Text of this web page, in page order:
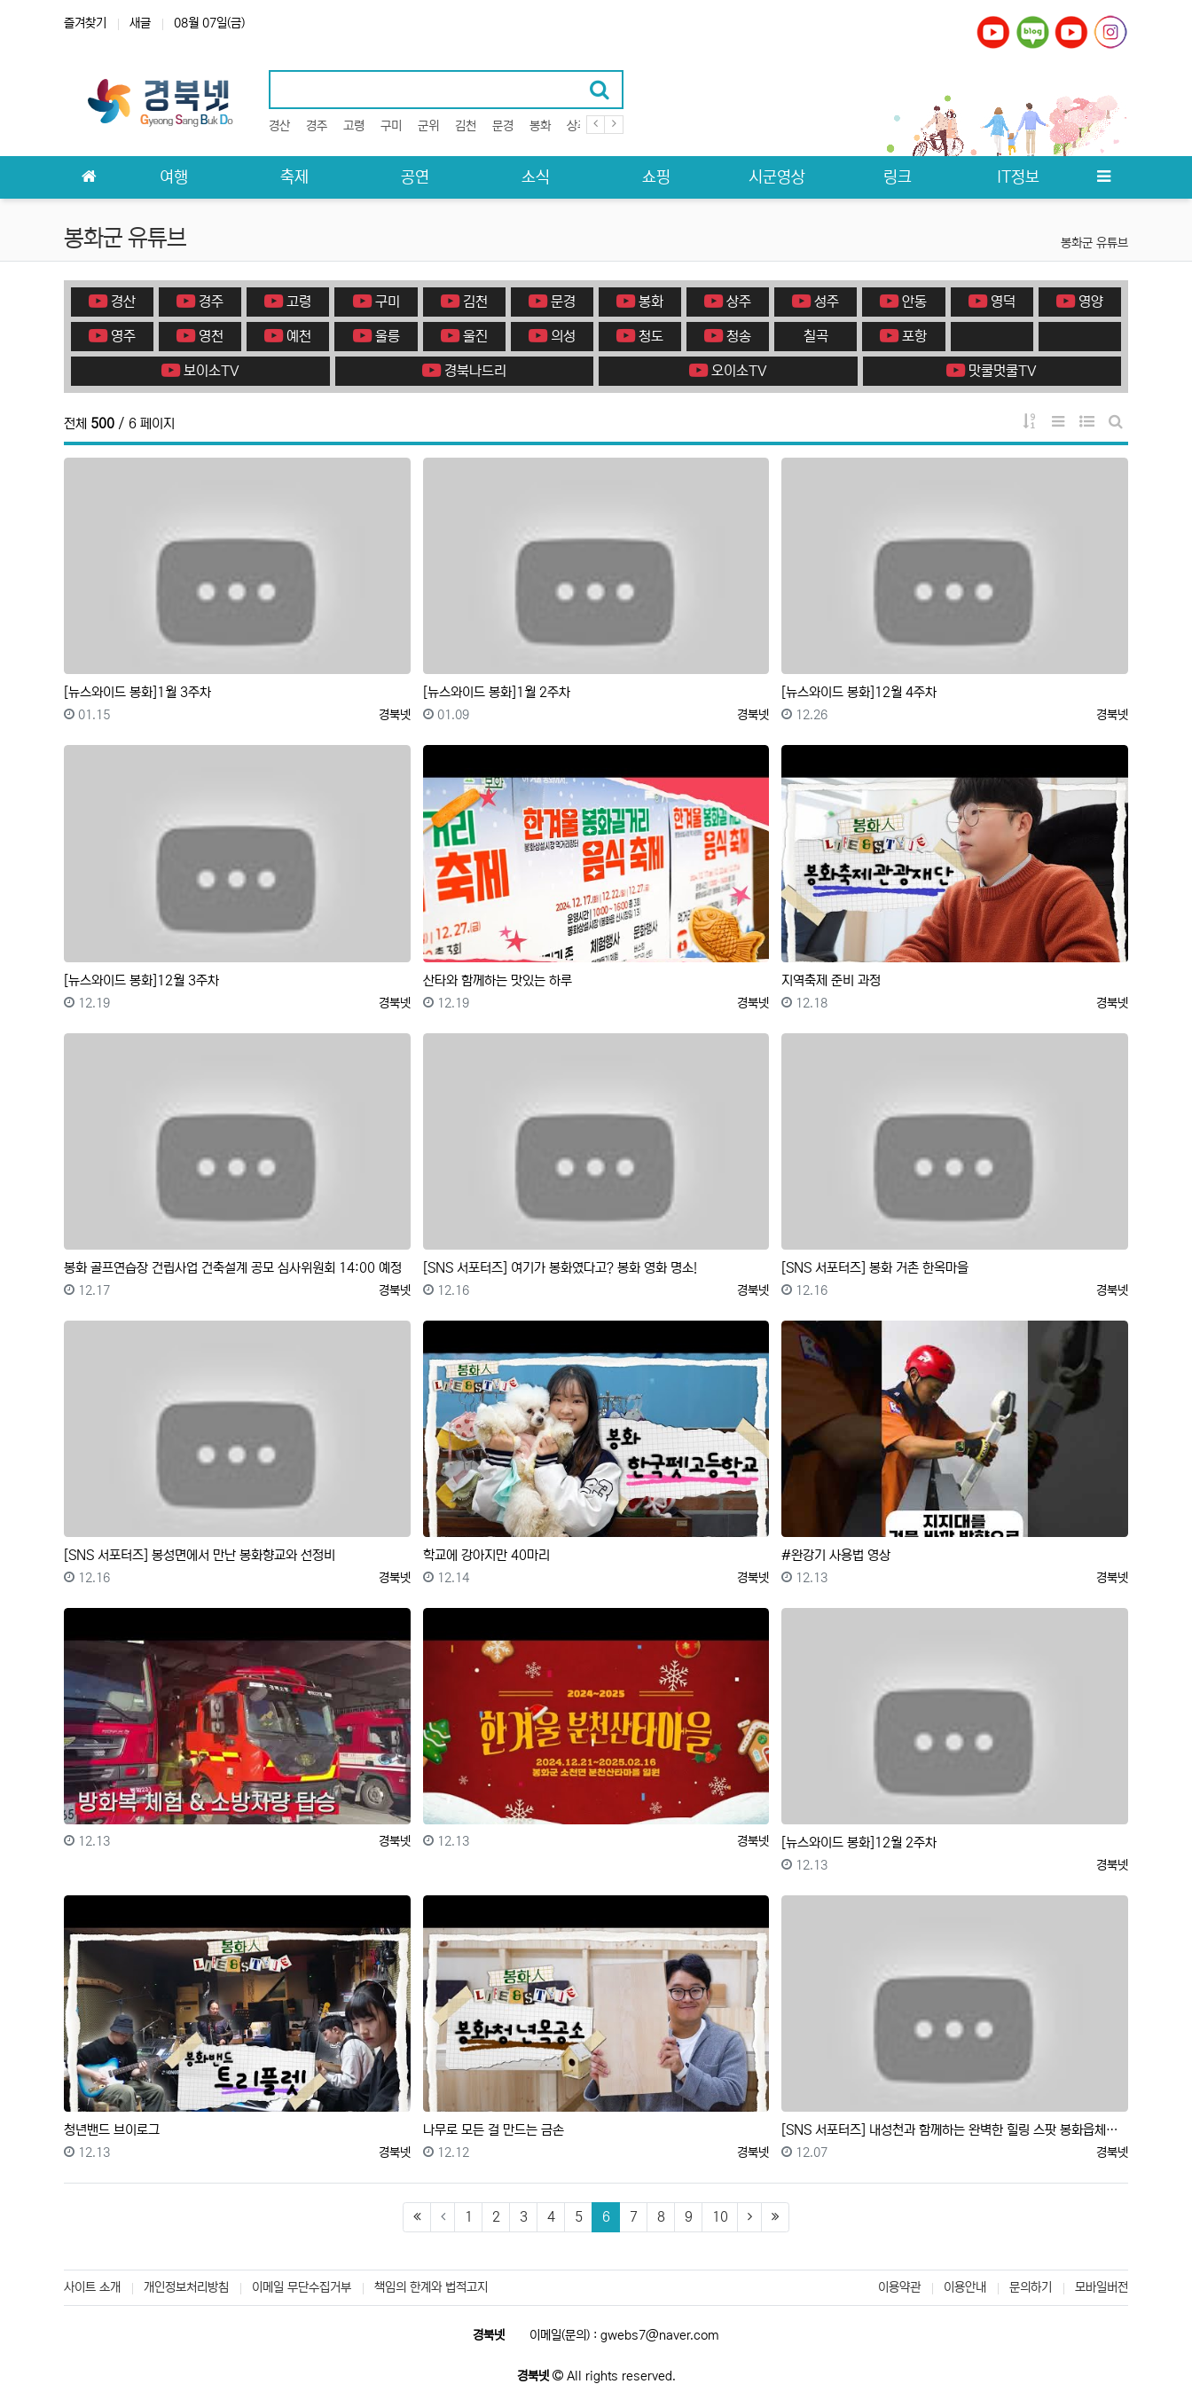
상단 네비즐겨찾기 새글 08월 07일(금)
경산 경주 고령 구미 군위 김천 문경 봉화 상주 성주 울진 의성 청도 청송 칠곡 포항
여행 축제 공연 소식 쇼핑 시군영상 링크 IT정보
봉화군 유튜브 봉화군 유튜브
경산 경주 고령 구미 김천 문경 봉화 상주 성주 안동 영덕 영양
영주 영천 예천 울릉 울진 의성 청도 청송 칠곡 포항
보이소TV 경북나드리 오이소TV 맛쿨멋쿨TV
전체 500 / 6 페이지
게시물 정렬
리스트 스타일
웹진 스타일게시판 검색
[뉴스와이드 봉화]1월 3주차
등록자
경북넷
등록일
01.15
[뉴스와이드 봉화]1월 2주차
등록자
경북넷
등록일
01.09
[뉴스와이드 봉화]12월 4주차
등록자
경북넷
등록일
12.26
[뉴스와이드 봉화]12월 3주차
등록자
경북넷
등록일
12.19
산타와 함께하는 맛있는 하루
등록자
경북넷
등록일
12.19
지역축제 준비 과정
등록자
경북넷
등록일
12.18
봉화 골프연습장 건립사업 건축설계 공모 심사위원회 14:00 예정
등록자
경북넷
등록일
12.17
[SNS 서포터즈] 여기가 봉화였다고? 봉화 영화 명소!
등록자
경북넷
등록일
12.16
[SNS 서포터즈] 봉화 거촌 한옥마을
등록자
경북넷
등록일
12.16
[SNS 서포터즈] 봉성면에서 만난 봉화향교와 선정비
등록자
경북넷
등록일
12.16
학교에 강아지만 40마리
등록자
경북넷
등록일
12.14
#완강기 사용법 영상
등록자
경북넷
등록일
12.13
등록자
경북넷
등록일
12.13 등록자
경북넷
등록일
12.13 [뉴스와이드 봉화]12월 2주차
등록자
경북넷
등록일
12.13
청년밴드 브이로그
등록자
경북넷
등록일
12.13
나무로 모든 걸 만드는 금손
등록자
경북넷
등록일
12.12
[SNS 서포터즈] 내성천과 함께하는 완벽한 힐링 스팟 봉화읍체육공원
등록자
경북넷
등록일
12.07
(first) 1 2 3 4 5 6(current)
7 8 9 10 (next)(last)
사이트 소개 개인정보처리방침 이메일 무단수집거부 책임의 한계와 법적고지 이용약관 이용안내 문의하기 모바일버전
경북넷 이메일(문의) : gwebs7@naver.com
경북넷 All rights reserved.